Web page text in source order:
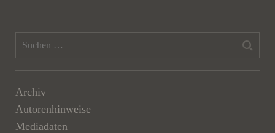
Archiv
Autorenhinweise
Mediadaten